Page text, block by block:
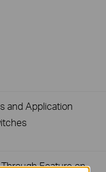
and Application
Feature on